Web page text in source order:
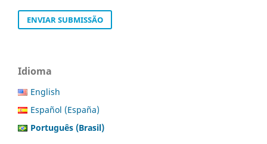
ENVIAR SUBMISSÃO
Idioma
English
Español (España)
Português (Brasil)